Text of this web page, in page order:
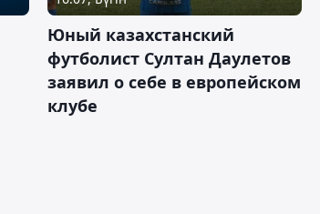
Юный казахстанский
футболист Султан Даулетов
заявил о себе в европейском
клубе